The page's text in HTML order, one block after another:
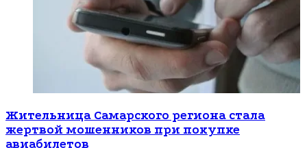
Жительница Самарского региона стала
жертвой мошенников при покупке
авиабилетов